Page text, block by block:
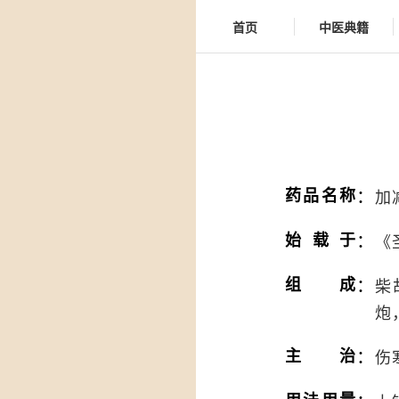
首页 中医典籍
药品名称： 加
始载于：
组成： 柴
炮
主治： 伤